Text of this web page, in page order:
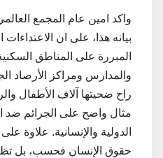
واكد امين عام المجمع
بيانه هذا، على ان الاعتداءات
المبررة على المناطق
والمدارس ومراكز الأرصاد
راح ضحيتها آلاف الأطفال
مثال واضح على الجرائم ضد
الدولية والإنسانية. علاوة
حقوق الإنسان فحسب، بل